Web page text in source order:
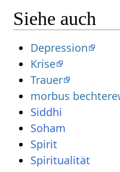
Siehe auch
Depression
Krise
Trauer
morbus
Siddhi
Soham
Spirit
Spiritualität